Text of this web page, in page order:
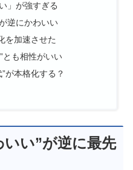
」が強すぎる
逆にかわいい
を加速させた
とも相性がいい
が本格化する？
いい”が逆に最先